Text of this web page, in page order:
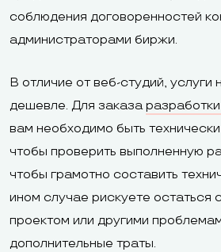
Кнопки «Мне
нравится»,
виджеты
Facebook,
соблюдения договоренностей
администраторами биржи.
В отличие от веб-студий, услуги
дешевле. Для заказа
вам необходимо быть
чтобы проверить выполненную
чтобы грамотно составить
ином случае рискуете остаться
проектом или другими
дополнительные траты.